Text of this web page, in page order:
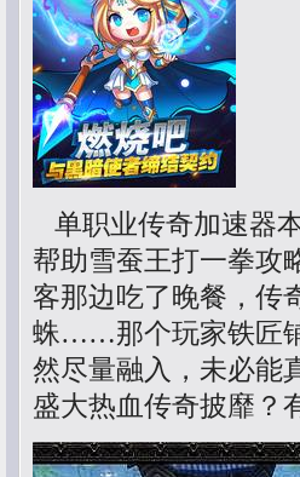
单职业传奇加速器
帮助雪蚕王打一拳攻
客那边吃了晚餐，传
蛛……那个玩家铁匠
然尽量融入，未必能
盛大热血传奇披靡？